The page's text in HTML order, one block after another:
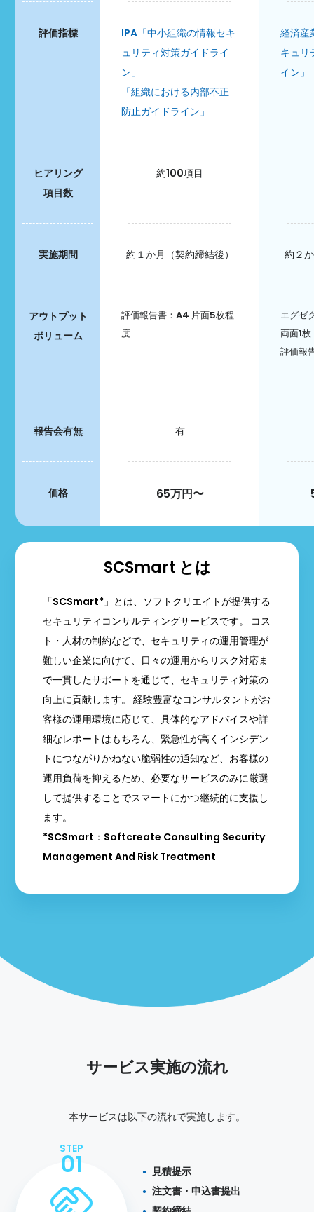
評価指標
IPA「中小組織の情報セキ
ュリティ対策ガイドライ
ン」
「組織における内部不正
防止ガイドライン」
経済産
キュリ
イン」
ヒアリング
項目数
約100項目
実施期間 約１か月（契約締結後） 約２
アウトプット
ボリューム
評価報告書：A4 片面5枚程
度
エグゼ
両面1枚
評価報
報告会有無 有
価格 65万円〜
SCSmart とは
「SCSmart*」とは、ソフトクリエイトが提供する
セキュリティコンサルティングサービスです。 コス
ト・人材の制約などで、セキュリティの運用管理が
難しい企業に向けて、日々の運用からリスク対応ま
で一貫したサポートを通じて、セキュリティ対策の
向上に貢献します。 経験豊富なコンサルタントがお
客様の運用環境に応じて、具体的なアドバイスや詳
細なレポートはもちろん、緊急性が高くインシデン
トにつながりかねない脆弱性の通知など、お客様の
運用負荷を抑えるため、必要なサービスのみに厳選
して提供することでスマートにかつ継続的に支援し
ます。
*SCSmart：Softcreate Consulting Security
Management And Risk Treatment
サービス実施の流れ
本サービスは以下の流れで実施します。
STEP
01
見積提示
注文書・申込書提出